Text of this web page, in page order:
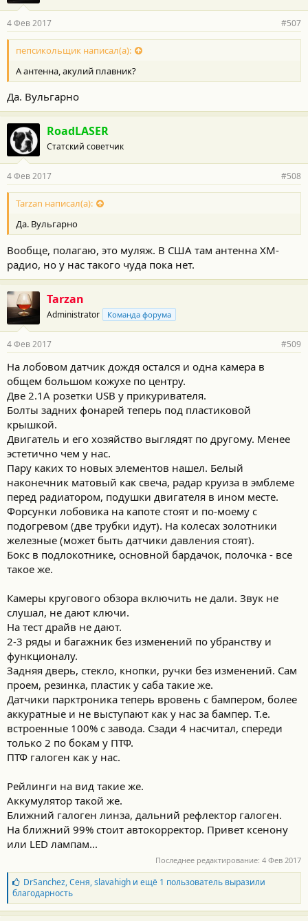
4 Фев 2017 #507
пепсикольщик написал(а):
А антенна, акулий плавник?
Да. Вульгарно
RoadLASER
Статский советчик
4 Фев 2017 #508
Tarzan написал(а):
Да. Вульгарно
Вообще, полагаю, это муляж. В США там антенна XM-
радио, но у нас такого чуда пока нет.
Tarzan
Administrator Команда форума
4 Фев 2017 #509
На лобовом датчик дождя остался и одна камера в
общем большом кожухе по центру.
Две 2.1А розетки USB у прикуривателя.
Болты задних фонарей теперь под пластиковой
крышкой.
Двигатель и его хозяйство выглядят по другому. Менее
эстетично чем у нас.
Пару каких то новых элементов нашел. Белый
наконечник матовый как свеча, радар круиза в эмблеме
перед радиатором, подушки двигателя в ином месте.
Форсунки лобовика на капоте стоят и по-моему с
подогревом (две трубки идут). На колесах золотники
железные (может быть датчики давления стоят).
Бокс в подлокотнике, основной бардачок, полочка - все
такое же.
Камеры кругового обзора включить не дали. Звук не
слушал, не дают ключи.
На тест драйв не дают.
2-3 ряды и багажник без изменений по убранству и
функционалу.
Задняя дверь, стекло, кнопки, ручки без изменений. Сам
проем, резинка, пластик у саба такие же.
Датчики парктроника теперь вровень с бампером, более
аккуратные и не выступают как у нас за бампер. Т.е.
встроенные 100% с завода. Сзади 4 насчитал, спереди
только 2 по бокам у ПТФ.
ПТФ галоген как у нас.
Рейлинги на вид такие же.
Аккумулятор такой же.
Ближний галоген линза, дальний рефлектор галоген.
На ближний 99% стоит автокорректор. Привет ксенону
или LED лампам...
Последнее редактирование: 4 Фев 2017
Б
л
а
г
DrSanchez,Сеня,slavahighи ещё 1 пользователь выразили
благодарность